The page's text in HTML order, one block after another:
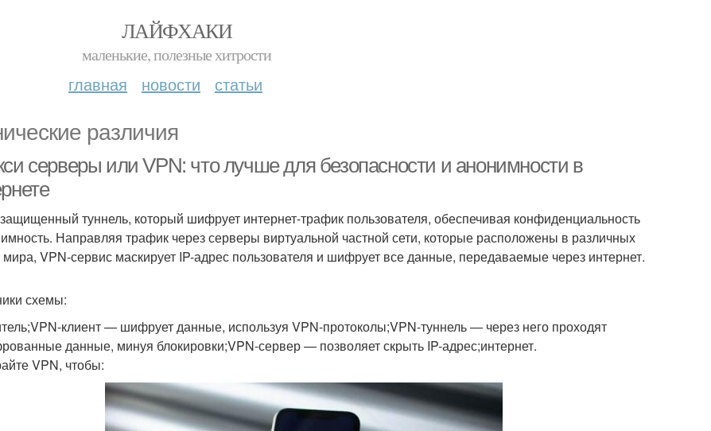
ЛАЙФХАКИ
маленькие, полезные хитрости
главная новости статьи
различия
серверы или VPN: что лучше для безопасности и анонимности в
туннель, который шифрует интернет-трафик пользователя, обеспечивая конфиденциальность
Направляя трафик через серверы виртуальной частной сети, которые расположены в различных
мира, VPN-сервис маскирует IP-адрес пользователя и шифрует все данные, передаваемые через интернет.
схемы:
клиент — шифрует данные, используя VPN-протоколы;VPN-туннель — через него проходят
данные, минуя блокировки;VPN-сервер — позволяет скрыть IP-адрес;интернет.
VPN, чтобы: